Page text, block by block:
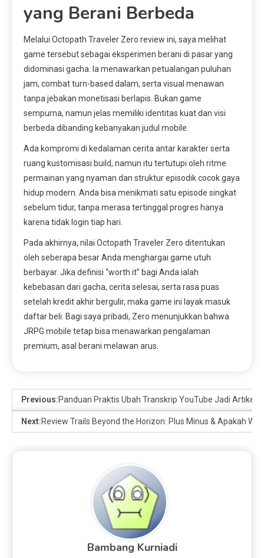
yang Berani Berbeda
Melalui Octopath Traveler Zero review ini, saya melihat
game tersebut sebagai eksperimen berani di pasar yang
didominasi gacha. Ia menawarkan petualangan puluhan
jam, combat turn-based dalam, serta visual menawan
tanpa jebakan monetisasi berlapis. Bukan game
sempurna, namun jelas memiliki identitas kuat dan visi
berbeda dibanding kebanyakan judul mobile.
Ada kompromi di kedalaman cerita antar karakter serta
ruang kustomisasi build, namun itu tertutupi oleh ritme
permainan yang nyaman dan struktur episodik cocok gaya
hidup modern. Anda bisa menikmati satu episode singkat
sebelum tidur, tanpa merasa tertinggal progres hanya
karena tidak login tiap hari.
Pada akhirnya, nilai Octopath Traveler Zero ditentukan
oleh seberapa besar Anda menghargai game utuh
berbayar. Jika definisi “worth it” bagi Anda ialah
kebebasan dari gacha, cerita selesai, serta rasa puas
setelah kredit akhir bergulir, maka game ini layak masuk
daftar beli. Bagi saya pribadi, Zero menunjukkan bahwa
JRPG mobile tetap bisa menawarkan pengalaman
premium, asal berani melawan arus.
Previous:Panduan Praktis Ubah Transkrip YouTube Jadi Artikel
Next:Review Trails Beyond the Horizon: Plus Minus & Apakah
Bambang Kurniadi